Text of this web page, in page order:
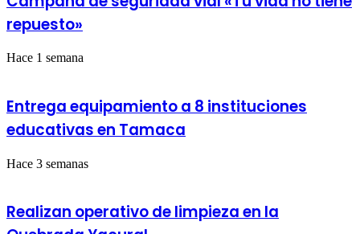
repuesto»
Hace 1 semana
Entrega equipamiento a 8 instituciones
educativas en Tamaca
Hace 3 semanas
Realizan operativo de limpieza en la